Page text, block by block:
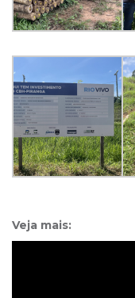
Veja mais: